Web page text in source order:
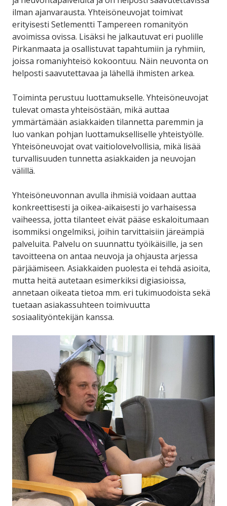
ilman ajanvarausta. Yhteisöneuvojat toimivat
erityisesti Setlementti Tampereen romanityön
avoimissa ovissa. Lisäksi he jalkautuvat eri puolille
Pirkanmaata ja osallistuvat tapahtumiin ja ryhmiin,
joissa romaniyhteisö kokoontuu. Näin neuvonta on
helposti saavutettavaa ja lähellä ihmisten arkea.
Toiminta perustuu luottamukselle. Yhteisöneuvojat
tulevat omasta yhteisöstään, mikä auttaa
ymmärtämään asiakkaiden tilannetta paremmin ja
luo vankan pohjan luottamukselliselle yhteistyölle.
Yhteisöneuvojat ovat vaitiolovelvollisia, mikä lisää
turvallisuuden tunnetta asiakkaiden ja neuvojan
välillä.
Yhteisöneuvonnan avulla ihmisiä voidaan auttaa
konkreettisesti ja oikea-aikaisesti jo varhaisessa
vaiheessa, jotta tilanteet eivät pääse eskaloitumaan
isommiksi ongelmiksi, joihin tarvittaisiin järeämpiä
palveluita. Palvelu on suunnattu työikäisille, ja sen
tavoitteena on antaa neuvoja ja ohjausta arjessa
pärjäämiseen. Asiakkaiden puolesta ei tehdä asioita,
mutta heitä autetaan esimerkiksi digiasioissa,
annetaan oikeata tietoa mm. eri tukimuodoista sekä
tuetaan asiakassuhteen toimivuutta
sosiaalityöntekijän kanssa.